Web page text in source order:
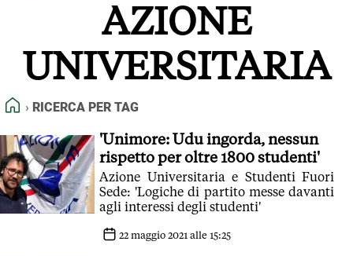
NORMATIVE DEONTOLOGICHE
AZIONE
UNIVERSITARIA
HOME
RICERCA PER TAG
'Unimore: Udu ingorda, nessun
rispetto per oltre 1800 studenti'
Azione Universitaria e Studenti Fuori
Sede: 'Logiche di partito messe davanti
agli interessi degli studenti'
22 maggio 2021 alle 15:25